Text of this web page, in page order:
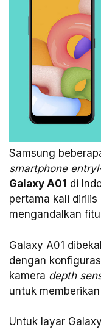
Samsung
smartphone
Galaxy A01 di
pertama kali dirilis
mengandalkan
Galaxy A01
dengan
kamera depth
untuk
Untuk layar